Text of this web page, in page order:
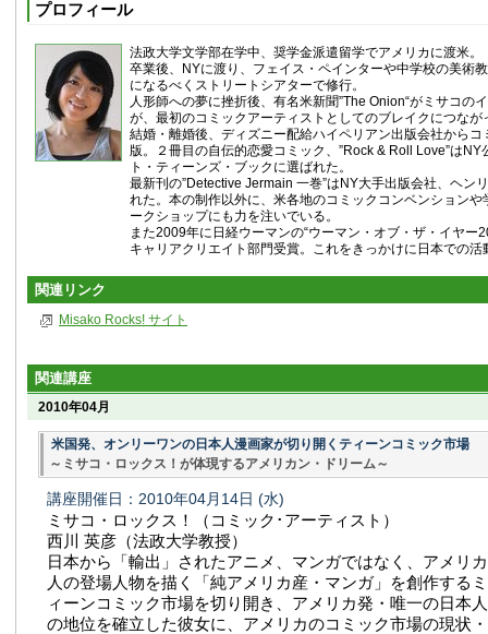
プロフィール
法政大学文学部在学中、奨学金派遣留学でアメリカに渡米。
卒業後、NYに渡り、フェイス・ペインターや中学校の美術
になるべくストリートシアターで修行。
人形師への夢に挫折後、有名米新聞”The Onion“がミサコの
が、最初のコミックアーティストとしてのブレイクにつなが
結婚・離婚後、ディズニー配給ハイペリアン出版会社からコ
版。２冊目の自伝的恋愛コミック、”Rock & Roll Love”はNY
ト・ティーンズ・ブックに選ばれた。
最新刊の”Detective Jermain 一巻”はNY大手出版会社、ヘン
れた。本の制作以外に、米各地のコミックコンベンションや
ークショップにも力を注いでいる。
また2009年に日経ウーマンの“ウーマン・オブ・ザ・イヤー
キャリアクリエイト部門受賞。これをきっかけに日本での活
関連リンク
Misako Rocks! サイト
関連講座
2010年04月
米国発、オンリーワンの日本人漫画家が切り開くティーンコミック市場
～ミサコ・ロックス！が体現するアメリカン・ドリーム～
講座開催日：2010年04月14日 (水)
ミサコ・ロックス！（コミック･アーティスト）
西川 英彦（法政大学教授）
日本から「輸出」されたアニメ、マンガではなく、アメリ
人の登場人物を描く「純アメリカ産・マンガ」を創作する
ィーンコミック市場を切り開き、アメリカ発・唯一の日本
の地位を確立した彼女に、アメリカのコミック市場の現状